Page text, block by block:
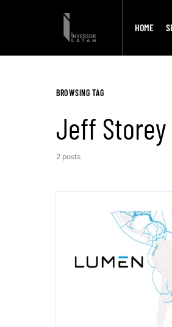
HOME
BROWSING TAG
Jeff Storey
2 posts